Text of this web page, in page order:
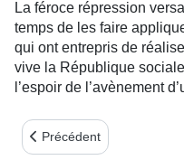
La féroce répression
temps de les faire
qui ont entrepris de
vive la République
l’espoir de l’avènement
Article précédent :
Précédent